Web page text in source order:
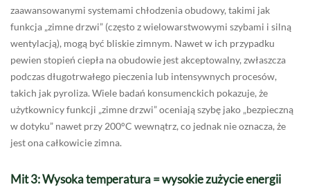
zaawansowanymi systemami chłodzenia obudowy, takimi jak
funkcja „zimne drzwi” (często z wielowarstwowymi szybami i silną
wentylacją), mogą być bliskie zimnym. Nawet w ich przypadku
pewien stopień ciepła na obudowie jest akceptowalny, zwłaszcza
podczas długotrwałego pieczenia lub intensywnych procesów,
takich jak pyroliza. Wiele badań konsumenckich pokazuje, że
użytkownicy funkcji „zimne drzwi” oceniają szybę jako „bezpieczną
w dotyku” nawet przy 200°C wewnątrz, co jednak nie oznacza, że
jest ona całkowicie zimna.
Mit 3: Wysoka temperatura = wysokie zużycie energii